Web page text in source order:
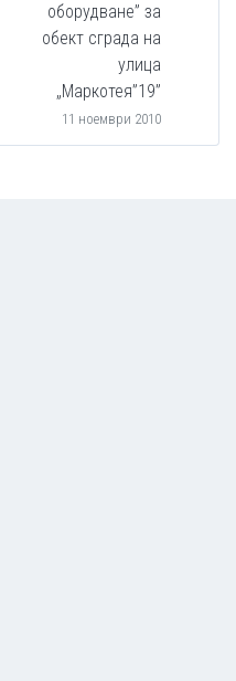
оборудване” за
обект сграда на
улица
„Маркотея”19”
11 ноември 2010